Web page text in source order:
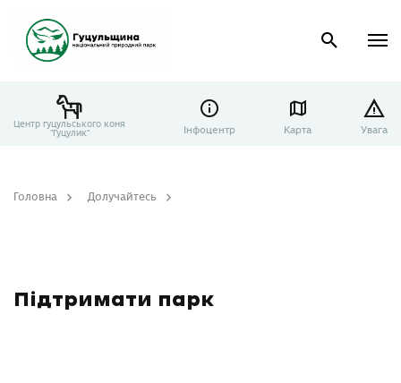
Центр гуцульського коня
"Гуцулик"
Інфоцентр Карта Увага
Головна Долучайтесь
Підтримати парк